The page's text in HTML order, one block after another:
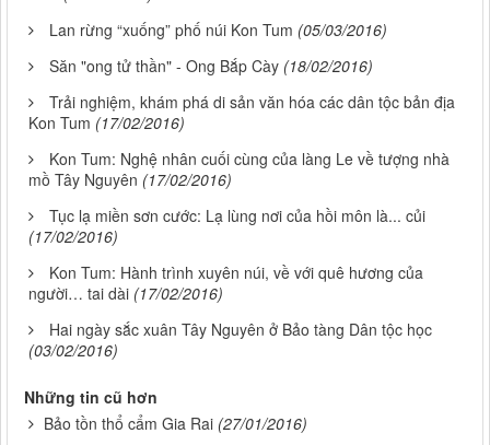
Lan rừng “xuống” phố núi Kon Tum (05/03/2016)
Săn "ong tử thần" - Ong Bắp Cày (18/02/2016)
Trải nghiệm, khám phá di sản văn hóa các dân tộc bản địa
Kon Tum (17/02/2016)
Kon Tum: Nghệ nhân cuối cùng của làng Le về tượng nhà
mồ Tây Nguyên (17/02/2016)
Tục lạ miền sơn cước: Lạ lùng nơi của hồi môn là... củi
(17/02/2016)
Kon Tum: Hành trình xuyên núi, về với quê hương của
người… tai dài (17/02/2016)
Hai ngày sắc xuân Tây Nguyên ở Bảo tàng Dân tộc học
(03/02/2016)
Những tin cũ hơn
Bảo tồn thổ cẩm Gia Rai (27/01/2016)